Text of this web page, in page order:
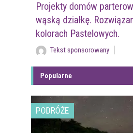
Projekty domów
wąską działkę.
kolorach Pastelowych.
Tekst sponsorowany
Popularne
PODRÓŻE